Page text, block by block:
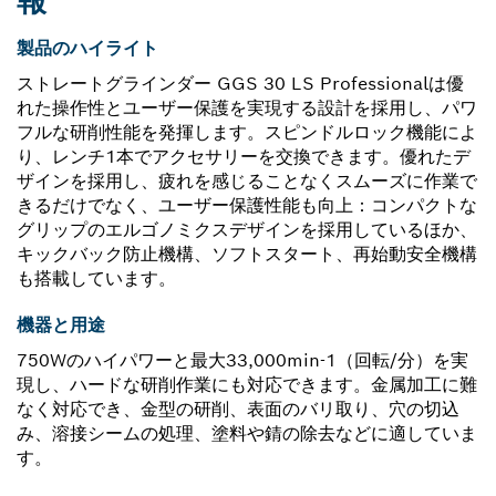
製品のハイライト
ストレートグラインダー GGS 30 LS Professionalは優
れた操作性とユーザー保護を実現する設計を採用し、パワ
フルな研削性能を発揮します。スピンドルロック機能によ
り、レンチ1本でアクセサリーを交換できます。優れたデ
ザインを採用し、疲れを感じることなくスムーズに作業で
きるだけでなく、ユーザー保護性能も向上：コンパクトな
グリップのエルゴノミクスデザインを採用しているほか、
キックバック防止機構、ソフトスタート、再始動安全機構
も搭載しています。
機器と用途
750Wのハイパワーと最大33,000min-1（回転/分）を実
現し、ハードな研削作業にも対応できます。金属加工に難
なく対応でき、金型の研削、表面のバリ取り、穴の切込
み、溶接シームの処理、塗料や錆の除去などに適していま
す。